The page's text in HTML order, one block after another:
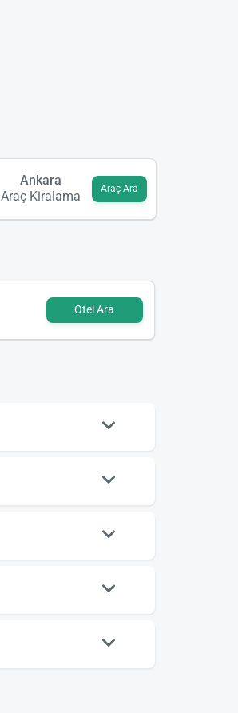
Ankara
Araç Kiralama
Araç Ara
Otel Ara